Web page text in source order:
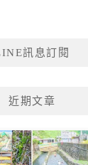
訊息訂閱
近期文章